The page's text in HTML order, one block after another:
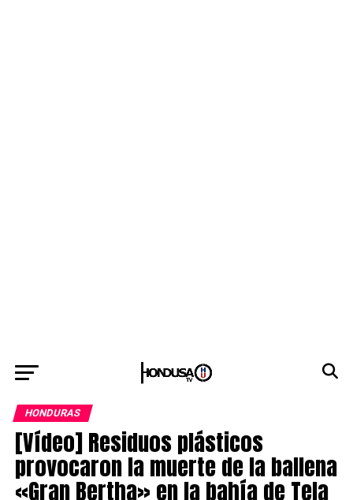
HONDURAS
[Vídeo] Residuos plásticos
provocaron la muerte de la ballena
«Gran Bertha» en la bahía de Tela